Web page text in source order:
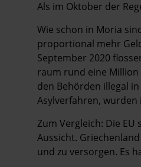
Als im Oktober der
Wie schon in Moria
proportional mehr
September 2020
raum rund eine
den Behörden illegal
Asylverfahren, wurden
Zum Vergleich: Die
Aussicht.
und zu versorgen. Es